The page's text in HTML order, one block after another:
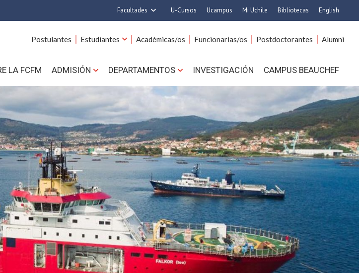
Facultades
Ciencias
Cs. Agronómicas
Cs. Veterinarias y Pecuarias
Comunicación e Imagen
Economía y Negocios
Filosofía y Humanidades
Gobierno
Medicina
Odontología
Estudios Avanzados en Educación
Estudios Internacionales
Nutrición y Tecnología de
Alimentos
Bachillerato
Hospital Clínico
U-Cursos Ucampus Mi Uchile Bibliotecas English
Postulantes Estudiantes Académicas/os Funcionarias/os Postdoctorantes Alumni
LA FCFM ADMISIÓN DEPARTAMENTOS INVESTIGACIÓN CAMPUS BEAUCHEF